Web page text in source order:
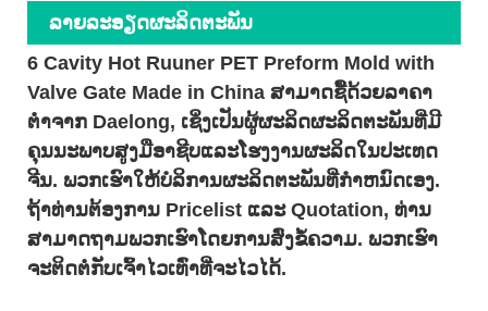
ລາຍ​ລະ​ອຽດ​ຜະ​ລິດ​ຕະ​ພັນ
6 Cavity Hot Ruuner PET Preform Mold with
Valve Gate Made in China ສາມາດຊື້ດ້ວຍລາຄາ
ຕໍ່າຈາກ Daelong, ເຊິ່ງເປັນຜູ້ຜະລິດຜະລິດຕະພັນທີ່ມີ
ຄຸນນະພາບສູງມືອາຊີບແລະໂຮງງານຜະລິດໃນປະເທດ
ຈີນ. ພວກເຮົາໃຫ້ບໍລິການຜະລິດຕະພັນທີ່ກໍາຫນົດເອງ.
ຖ້າທ່ານຕ້ອງການ Pricelist ແລະ Quotation, ທ່ານ
ສາມາດຖາມພວກເຮົາໂດຍການສົ່ງຂໍ້ຄວາມ. ພວກເຮົາ
ຈະຕິດຕໍ່ກັບເຈົ້າໄວເທົ່າທີ່ຈະໄວໄດ້.